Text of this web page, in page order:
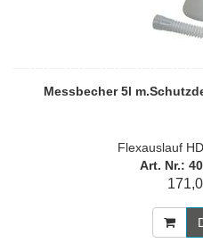
Messbecher 5l
Flexauslauf
Art. Nr.: